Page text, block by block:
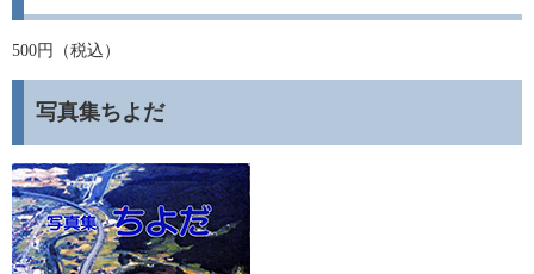
500円（税込）
写真集ちよだ